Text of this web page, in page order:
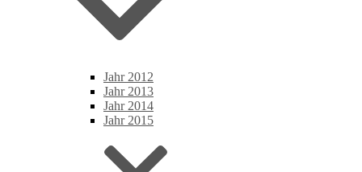
Jahr 2012
Jahr 2013
Jahr 2014
Jahr 2015